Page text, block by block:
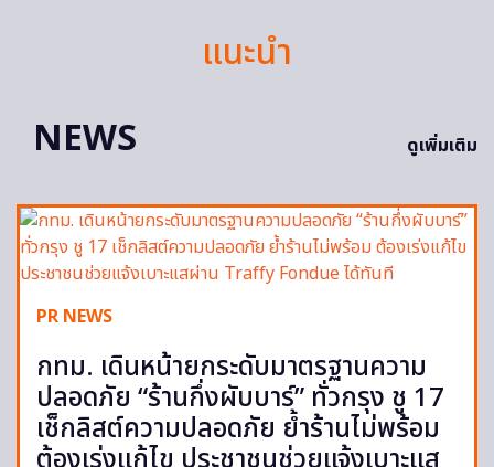
แนะนำ
NEWS
ดูเพิ่มเติม
PR NEWS
กทม. เดินหน้ายกระดับมาตรฐานความ
ปลอดภัย “ร้านกึ่งผับบาร์” ทั่วกรุง ชู 17
เช็กลิสต์ความปลอดภัย ย้ำร้านไม่พร้อม